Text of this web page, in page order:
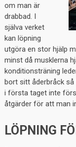
om man är
drabbad. I
själva verket
kan löpning
utgöra en stor hjälp
minst då musklerna
konditionsträning
bort sitt åderbråck
i första taget inte
åtgärder för att man
LÖPNING